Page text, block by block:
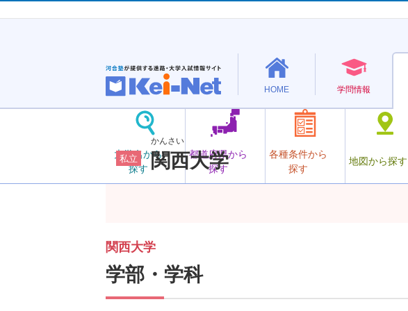
HOME 学問情報
大学名から
探す
都道府県から
探す
各種条件から
探す
地図から探す
私立
かんさい
関西大学
関西大学
学部・学科